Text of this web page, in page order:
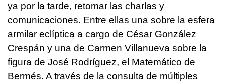
ya por la tarde, retomar las charlas y
comunicaciones. Entre ellas una sobre la esfera
armilar eclíptica a cargo de César González
Crespán y una de Carmen Villanueva sobre la
figura de José Rodríguez, el Matemático de
Bermés. A través de la consulta de múltiples